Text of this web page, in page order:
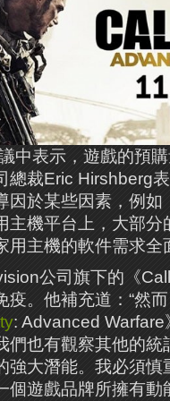
中表示，遊戲的預
總裁Eric Hirshberg
因於某些因素，例如
主機平台上，大部分
用主機的軟件需求全
公司旗下的《
疫。他補充道：“然
: Advanced
們也有觀察其他的統
強大潛能。我必須慎
個遊戲品牌所擁有動